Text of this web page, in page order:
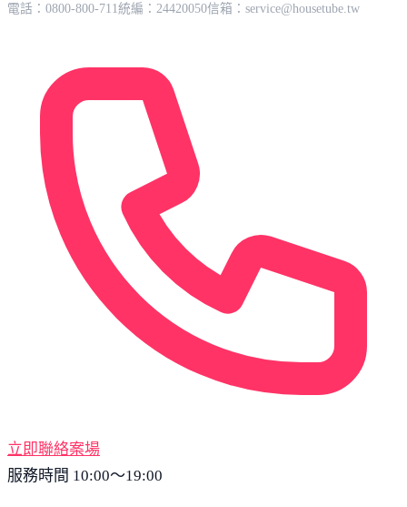
電話：0800-800-711統編：24420050信箱： service@housetube.tw
立即聯絡案場
服務時間 10:00～19:00